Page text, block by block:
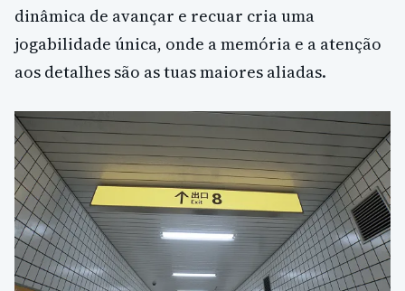
dinâmica de avançar e recuar cria uma
jogabilidade única, onde a memória e a atenção
aos detalhes são as tuas maiores aliadas.